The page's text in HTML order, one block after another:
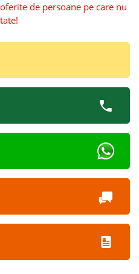
de persoane pe care nu